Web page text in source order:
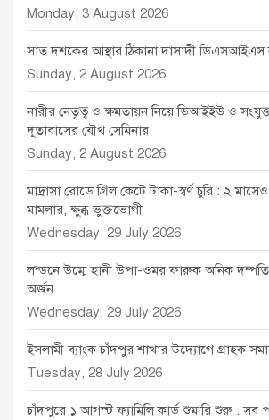
Monday, 3 August 2026
সাত দশকের আস্থার ঠিকানা দাসাদী ডিএসআইএস
Sunday, 2 August 2026
নারীর নেতৃত্ব ও ক্ষমতায়ন নিয়ে ডিআইইউ ও
দূতাবাসের যৌথ সেমিনার
Sunday, 2 August 2026
মাদ্রাসা রোডে গ্রিল কেটে টাকা-স্বর্ণ চুরি : ২
মামলার, ক্ষুব্ধ ভুক্তভোগী
Wednesday, 29 July 2026
লন্ডনে উম্মে হানী উপা-ওমর ফারুক অনিক
অর্জন
Wednesday, 29 July 2026
ইসলামী ব্যাংক চাঁদপুর শাখার উদ্যোগে গ্রাহক
Tuesday, 28 July 2026
চাঁদপুরে ১ আগস্ট ফ্যামিলি কার্ড শুমারি শুরু : সব